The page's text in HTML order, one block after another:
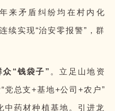
来矛盾纠纷均在村内化
续实现“治安零报警”，群
众“钱袋子” 。立足山地资
党总支+基地+公司+农户”
中药材种植基地。引进龙